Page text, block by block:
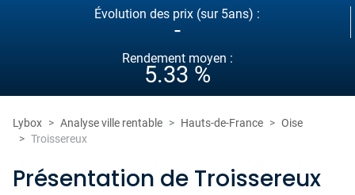
Évolution des prix (sur 5ans) :
-
Rendement moyen :
5.33 %
Lybox Analyse ville rentable Hauts-de-France
Oise
Troissereux
Présentation de Troissereux